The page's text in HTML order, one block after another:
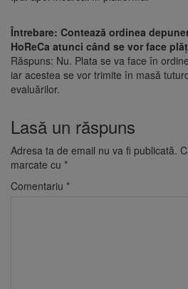
Întrebare: Contează ordinea
HoReCa atunci când se vor face
Răspuns: Nu. Plata se va face în
iar acestea se vor trimite în masă
evaluărilor.
Lasă un răspuns
Adresa ta de email nu va fi publicată.
marcate cu *
Comentariu *